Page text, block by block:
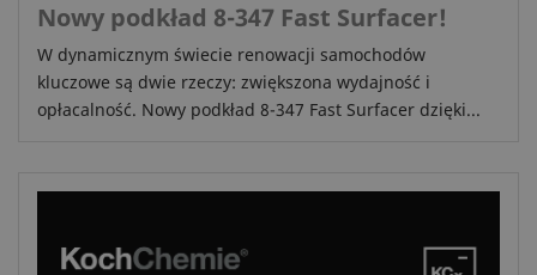
Nowy podkład 8-347 Fast Surfacer!
W dynamicznym świecie renowacji samochodów
kluczowe są dwie rzeczy: zwiększona wydajność i
opłacalność. Nowy podkład 8-347 Fast Surfacer dzięki...